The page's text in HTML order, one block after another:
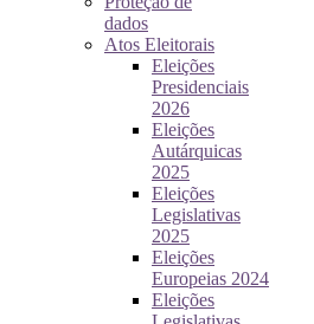
dados
Atos Eleitorais
Eleições
Presidenciais
2026
Eleições
Autárquicas
2025
Eleições
Legislativas
2025
Eleições
Europeias 2024
Eleições